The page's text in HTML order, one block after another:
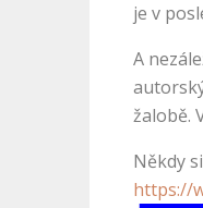
je v
A
žalobě.
Někdy
https://